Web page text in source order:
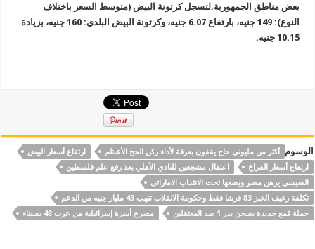
بعض مناطق الجمهورية.لتسجل كرتونة البيض (متوسط السعر باختلاف
النوع): 149 جنيه، بارتفاع 6.07 جنيه، وكرتونة البيض البلدي: 160 جنيه، بزيادة
10.15 جنيه
.
الوسوم أكثر من مليوني حاج يقفون بعرفة لأداء ركن الحج الأعظم
ارتفاع أسعار البيض
ارتفاع أسعار الفراخ
اعتقال مشجعين للنادي الأهلي بعد رفع علم فلسطين
السيسي يرهن مصر ويضعها تحت الانتداب الاماراتي
تكلفة رغيف الخبز 83 قرشا فقط وحكومة الانقلاب تنهب 43 مليار جنيه من الدعم
حملة قمع جديدة بسجن بدر 1 ضد المعتقلين
مصرع أسرة إسرائيلية من عرب 48 بسيناء